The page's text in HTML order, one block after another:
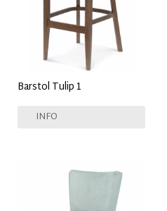
Barstol Tulip 1
INFO